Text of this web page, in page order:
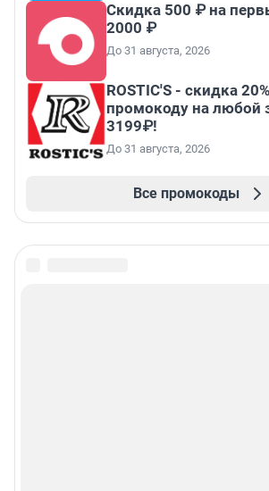
Скидка 500 ₽ на
2000 ₽
До 31 августа, 2026
ROSTIC'S - скидка
промокоду на любой
3199₽!
До 31 августа, 2026
Все промокоды